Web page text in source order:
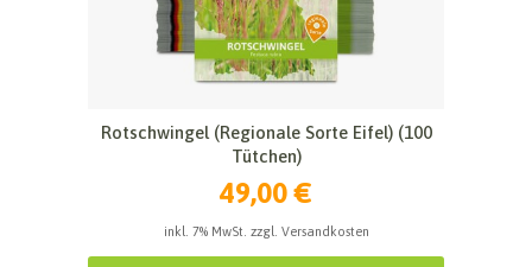
Rotschwingel (Regionale Sorte Eifel) (100
Tütchen)
49,00 €
inkl. 7% MwSt. zzgl. Versandkosten